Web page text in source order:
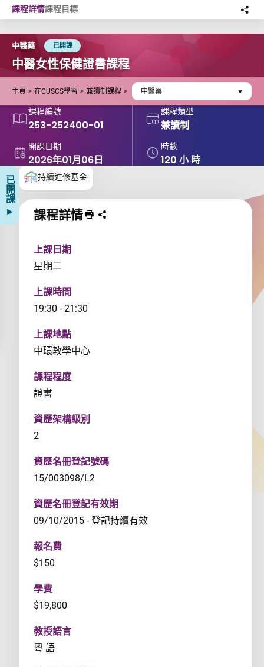
Skip to main content
中醫藥 已開課
中醫女性保健證書課程
主頁 在CUSCS學習 兼讀制課程 中醫藥
課程編號
253-252400-01
課程類型
兼讀制
開課日期
2026年01月06日
時數
120 小 時
課程詳情課程目標
已開課
課程詳情 列印 課程
分享課程至
持續進修基金
上課日期
星期二
上課時間
19:30 - 21:30
上課地點
中環教學中心
課程程度
證書
資歷架構級別
2
資歷名冊登記號碼
15/003098/L2
資歷名冊登記有效期
09/10/2015 - 登記持續有效
報名費
$150
學費
$19,800
教授語言
粵 語